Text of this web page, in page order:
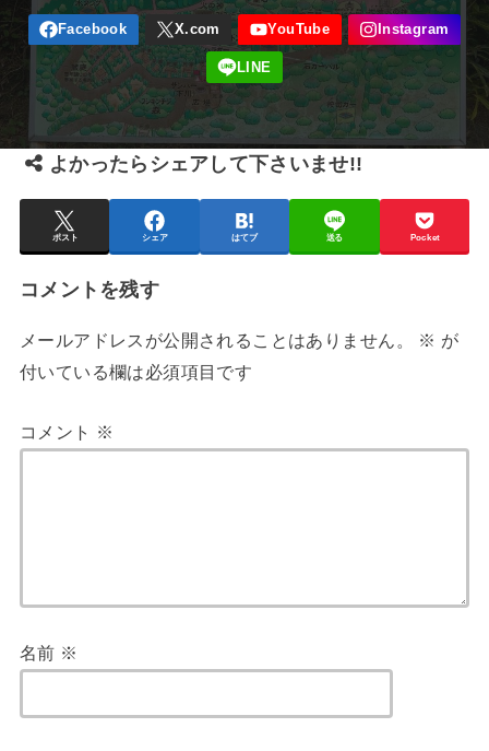
よかったらシェアして下さいませ!!
ポスト シェア はてブ 送る Pocket
コメントを残す
メールアドレスが公開されることはありません。 ※ が
付いている欄は必須項目です
コメント ※
名前 ※